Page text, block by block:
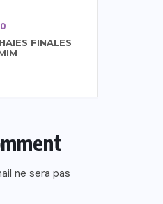
FINALES
ne sera pas